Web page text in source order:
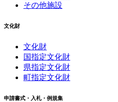
その他施設
文化財
文化財
国指定文化財
県指定文化財
町指定文化財
申請書式・入札・例規集